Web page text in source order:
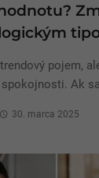
pojem,
Ak
30. marca 2025